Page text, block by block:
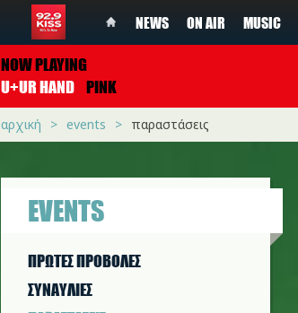
NEWS ON AIR MUSIC
NOW PLAYING
U+UR HAND PINK
αρχική events παραστάσεις
EVENTS
ΠΡΩΤΕΣ ΠΡΟΒΟΛΕΣ
ΣΥΝΑΥΛΙΕΣ